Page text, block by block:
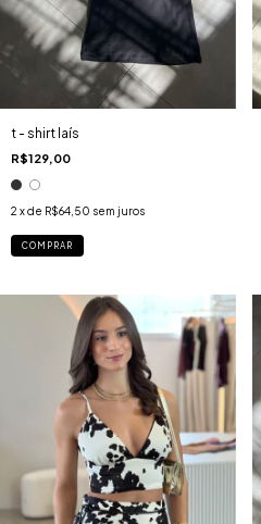
t - shirt laís
R$129,00
2 x de R$64,50 sem juros
COMPRAR